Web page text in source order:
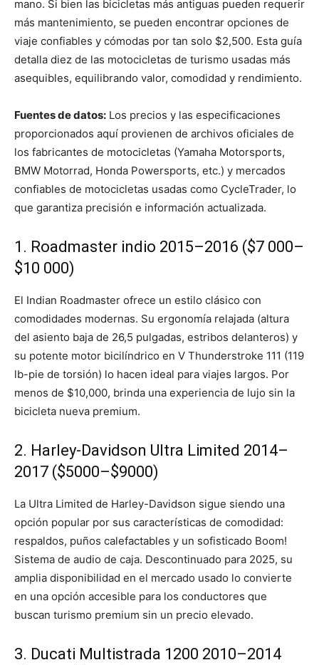
mano. Si bien las bicicletas más antiguas pueden requerir
más mantenimiento, se pueden encontrar opciones de
viaje confiables y cómodas por tan solo $2,500. Esta guía
detalla diez de las motocicletas de turismo usadas más
asequibles, equilibrando valor, comodidad y rendimiento.
Fuentes de datos: Los precios y las especificaciones
proporcionados aquí provienen de archivos oficiales de
los fabricantes de motocicletas (Yamaha Motorsports,
BMW Motorrad, Honda Powersports, etc.) y mercados
confiables de motocicletas usadas como CycleTrader, lo
que garantiza precisión e información actualizada.
1. Roadmaster indio 2015–2016 ($7 000–
$10 000)
El Indian Roadmaster ofrece un estilo clásico con
comodidades modernas. Su ergonomía relajada (altura
del asiento baja de 26,5 pulgadas, estribos delanteros) y
su potente motor bicilíndrico en V Thunderstroke 111 (119
lb-pie de torsión) lo hacen ideal para viajes largos. Por
menos de $10,000, brinda una experiencia de lujo sin la
bicicleta nueva premium.
2. Harley-Davidson Ultra Limited 2014–
2017 ($5000–$9000)
La Ultra Limited de Harley-Davidson sigue siendo una
opción popular por sus características de comodidad:
respaldos, puños calefactables y un sofisticado Boom!
Sistema de audio de caja. Descontinuado para 2025, su
amplia disponibilidad en el mercado usado lo convierte
en una opción accesible para los conductores que
buscan turismo premium sin un precio elevado.
3. Ducati Multistrada 1200 2010–2014